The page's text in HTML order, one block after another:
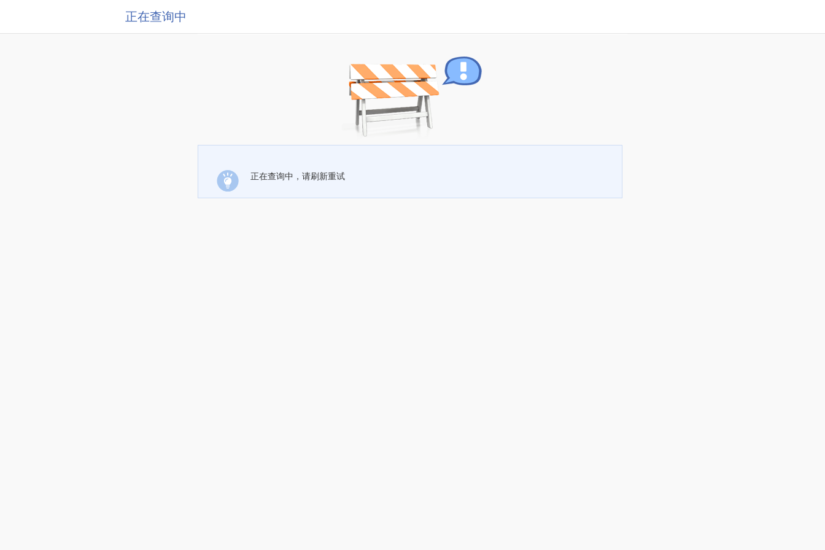
正在查询中
正在查询中，请刷新重试